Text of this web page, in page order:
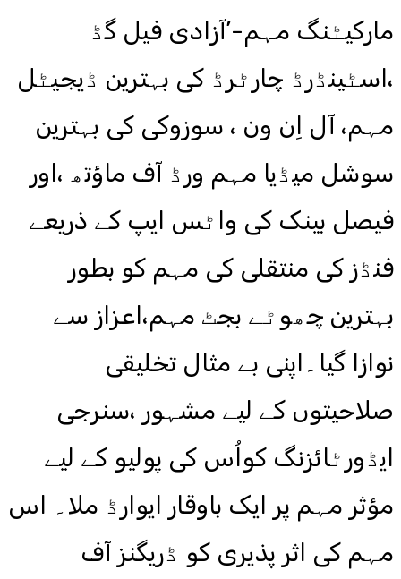
مارکیٹنگ مہم-’آزادی فیل گڈ
،اسٹینڈرڈ چارٹرڈ کی بہترین ڈیجیٹل
مہم، آل اِن ون ، سوزوکی کی بہترین
سوشل میڈیا مہم ورڈ آف ماؤتھ ،اور
فیصل بینک کی واٹس ایپ کے ذریعے
فنڈز کی منتقلی کی مہم کو بطور
بہترین چھوٹے بجٹ مہم،اعزاز سے
نوازا گیا۔اپنی بے مثال تخلیقی
صلاحیتوں کے لیے مشہور ،سنرجی
ایڈورٹائزنگ کواُس کی پولیو کے لیے
مؤثر مہم پر ایک باوقار ایوارڈ ملا۔ اس
مہم کی اثر پذیری کو ڈریگنز آف